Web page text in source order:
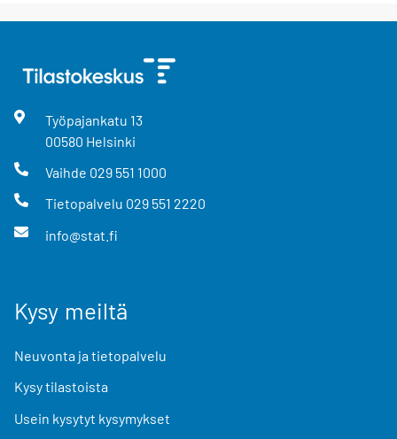
Työpajankatu 13
00580 Helsinki
Vaihde 029 551 1000
Tietopalvelu 029 551 2220
info@stat.fi
Kysy meiltä
Neuvonta ja tietopalvelu
Kysy tilastoista
Usein kysytyt kysymykset